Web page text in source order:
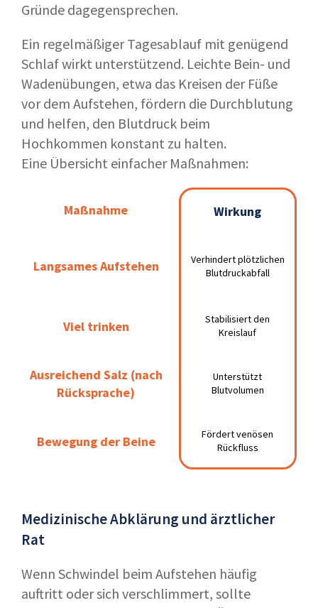
Gründe dagegensprechen.
Ein regelmäßiger Tagesablauf mit genügend
Schlaf wirkt unterstützend. Leichte Bein- und
Wadenübungen, etwa das Kreisen der Füße
vor dem Aufstehen, fördern die Durchblutung
und helfen, den Blutdruck beim
Hochkommen konstant zu halten.
Eine Übersicht einfacher Maßnahmen:
Maßnahme Wirkung
Aufstehen
plötzlichen
Blutdruckabfall
Viel trinken
Stabilisiert den
Kreislauf
Ausreichend Salz
(nach Rücksprache)
Unterstützt
Blutvolumen
Bewegung der Beine
Fördert venösen
Rückfluss
Wirkung
Verhindert plötzlichen
Blutdruckabfall
Stabilisiert den
Kreislauf
Unterstützt
Blutvolumen
Fördert venösen
Rückfluss
Maßnahme
Langsames Aufstehen
Viel trinken
Ausreichend Salz (nach
Rücksprache)
Bewegung der Beine
Medizinische Abklärung und ärztlicher
Rat
Wenn Schwindel beim Aufstehen häufig
auftritt oder sich verschlimmert, sollte